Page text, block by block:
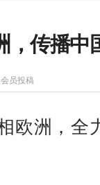
，传播中
员投稿
欧洲，全